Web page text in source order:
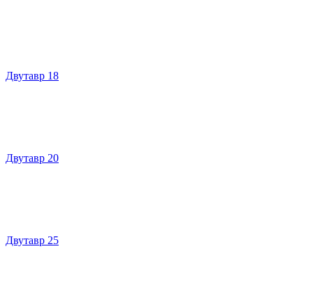
Двутавр 18
Двутавр 20
Двутавр 25